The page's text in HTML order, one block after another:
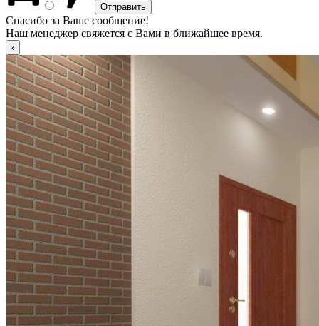
Спасибо за Ваше сообщение!
Наш менеджер свяжется с Вами в ближайшее время.